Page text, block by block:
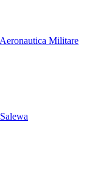
Aeronautica Militare
Salewa